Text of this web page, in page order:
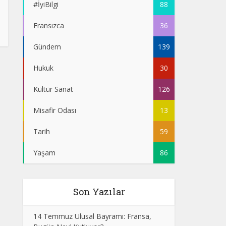
#İyiBilgi 88
Fransızca 36
Gündem 139
Hukuk 30
Kültür Sanat 126
Misafir Odası 13
Tarih 59
Yaşam 86
Son Yazılar
14 Temmuz Ulusal Bayramı: Fransa,